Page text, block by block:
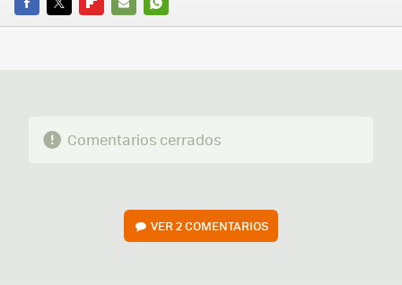
FACEBOOK
TWITTERFLIPBOARD
E-
WHATSAPP
Comentarios cerrados
VER2 COMENTARIOS